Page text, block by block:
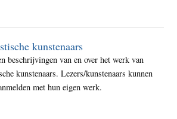
kunstenaars
beschrijvingen van en over het werk van
kunstenaars. Lezers/kunstenaars kunnen
met hun eigen werk.